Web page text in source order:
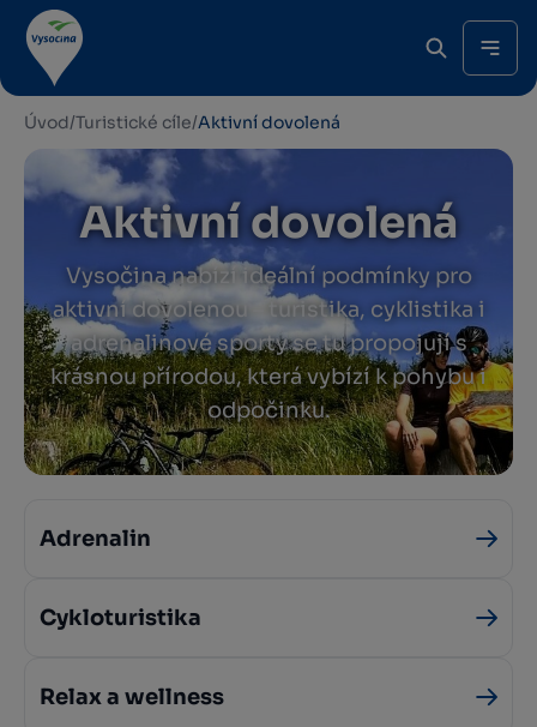
Úvod/Turistické cíle/Aktivní dovolená
Aktivní dovolená
Vysočina nabízí ideální podmínky pro
aktivní dovolenou – turistika, cyklistika i
adrenalinové sporty se tu propojují s
krásnou přírodou, která vybízí k pohybu i
odpočinku.
Adrenalin
Cykloturistika
Relax a wellness